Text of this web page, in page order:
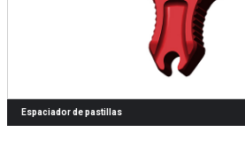
Espaciador de pastillas